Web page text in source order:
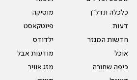
כלכלה ונדל"ן
דעות
חדשות המגזר
אוכל
כיפה שחורה
מוסיקה
פיוטקאסט
ילדודס
מודעות אבל
מזג אוויר